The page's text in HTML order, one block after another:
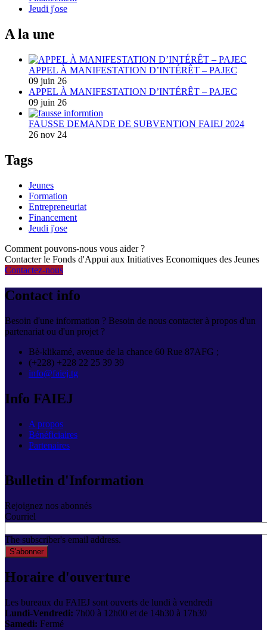
Jeudi j'ose
A la une
APPEL À MANIFESTATION D’INTÉRÊT – PAJEC
09 juin 26
APPEL À MANIFESTATION D’INTÉRÊT – PAJEC
09 juin 26
FAUSSE DEMANDE DE SUBVENTION FAIEJ 2024
26 nov 24
Tags
Jeunes
Formation
Entrepreneuriat
Financement
Jeudi j'ose
Comment pouvons-nous vous aider ?
Contacter le Fonds d'Appui aux Initiatives Economiques des Jeunes
Contactez-nous
Contact info
Besoin d'une information ? Besoin de nous contacter à propos d'un
partenariat ou d'un projet ?
Bè-klikamé, avenue de la chance 60 Rue 87AFG ;
(+228) +228 22 25 39 39
info@faiej.tg
Info FAIEJ
A propos
Bénéficiaires
Partenaires
Bulletin d'Information
Rejoignez nos abonnés
Courriel
The subscriber's email address.
Horaire d'ouverture
Les bureaux du FAIEJ sont ouverts de lundi à vendredi
Lundi-Vendredi: 7h00 à 12h00 et de 14h30 à 17h30
Samedi: Fermé